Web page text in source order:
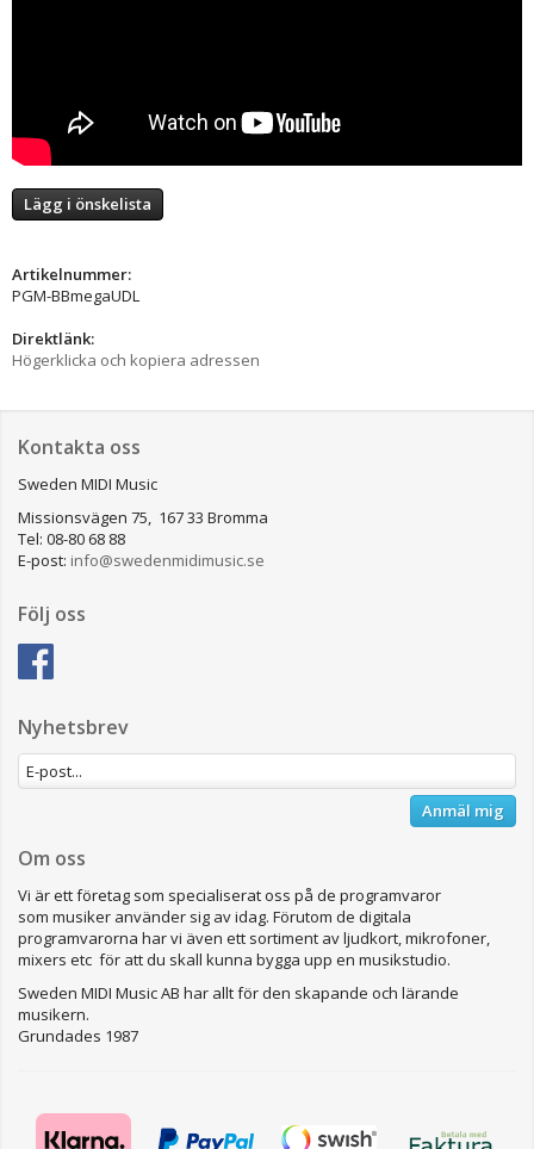
Lägg i önskelista
Artikelnummer:
PGM-BBmegaUDL
Direktlänk:
Högerklicka och kopiera adressen
Kontakta oss
Sweden MIDI Music
Missionsvägen 75, 167 33 Bromma
Tel: 08-80 68 88
E-post: info@swedenmidimusic.se
Följ oss
Nyhetsbrev
Anmäl mig
Om oss
Vi är ett företag som specialiserat oss på de programvaror
som musiker använder sig av idag. Förutom de digitala
programvarorna har vi även ett sortiment av ljudkort, mikrofoner,
mixers etc för att du skall kunna bygga upp en musikstudio.
Sweden MIDI Music AB har allt för den skapande och lärande
musikern.
Grundades 1987